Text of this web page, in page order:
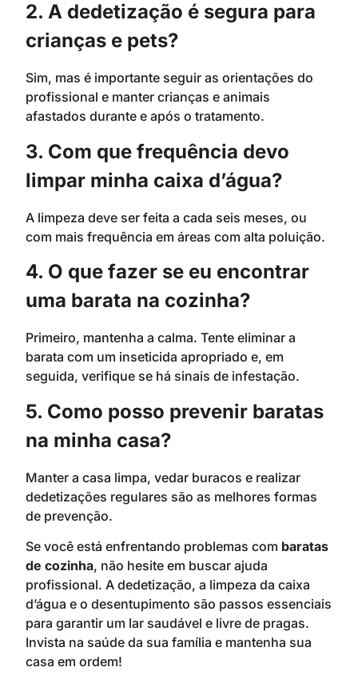
2. A dedetização é segura para
crianças e pets?
Sim, mas é importante seguir as orientações do
profissional e manter crianças e animais
afastados durante e após o tratamento.
3. Com que frequência devo
limpar minha caixa d’água?
A limpeza deve ser feita a cada seis meses, ou
com mais frequência em áreas com alta poluição.
4. O que fazer se eu encontrar
uma barata na cozinha?
Primeiro, mantenha a calma. Tente eliminar a
barata com um inseticida apropriado e, em
seguida, verifique se há sinais de infestação.
5. Como posso prevenir baratas
na minha casa?
Manter a casa limpa, vedar buracos e realizar
dedetizações regulares são as melhores formas
de prevenção.
Se você está enfrentando problemas com baratas
de cozinha, não hesite em buscar ajuda
profissional. A dedetização, a limpeza da caixa
d’água e o desentupimento são passos essenciais
para garantir um lar saudável e livre de pragas.
Invista na saúde da sua família e mantenha sua
casa em ordem!